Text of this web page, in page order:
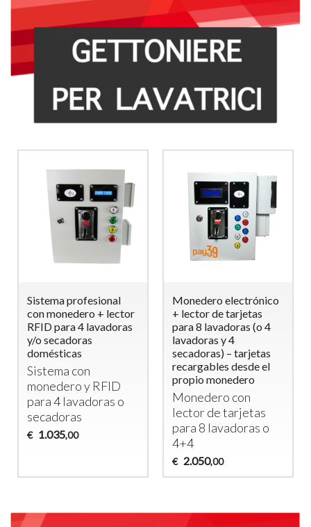
Sistema profesional
con monedero + lector
RFID para 4 lavadoras
y/o secadoras
domésticas
Sistema con
monedero y RFID
para 4 lavadoras o
secadoras
€ 1.035,00
Monedero electrónico
+ lector de tarjetas
para 8 lavadoras (o 4
lavadoras y 4
secadoras) – tarjetas
recargables desde el
propio monedero
Monedero con
lector de tarjetas
para 8 lavadoras o
4+4
€ 2.050,00